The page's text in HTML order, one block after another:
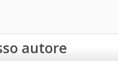
autore